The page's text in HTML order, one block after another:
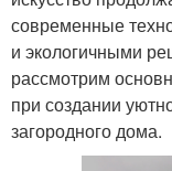
современные
и экологичными
рассмотрим
при создании
загородного дома.